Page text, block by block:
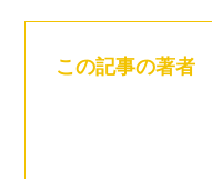
この記事の著者